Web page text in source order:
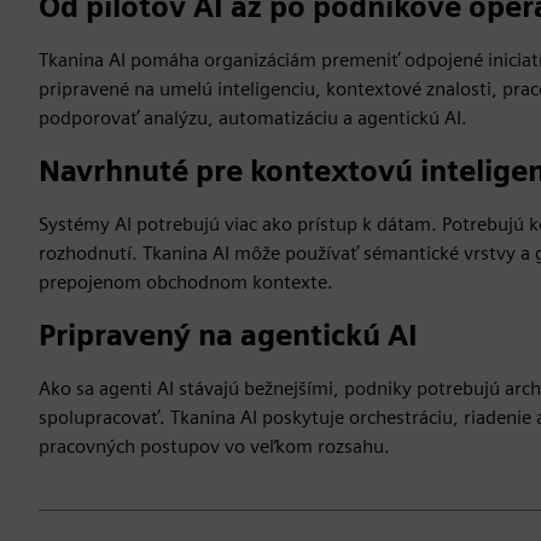
Tkanina AI pomáha organizáciám premeniť odpojené
pripravené na umelú inteligenciu, kontextové znalosti,
podporovať analýzu, automatizáciu a agentickú AI.
Navrhnuté pre kontextovú
Systémy AI potrebujú viac ako prístup k dátam. Potrebujú
rozhodnutí. Tkanina AI môže používať sémantické vrstvy
prepojenom obchodnom kontexte.
Pripravený na agentickú AI
Ako sa agenti AI stávajú bežnejšími, podniky potrebujú
spolupracovať. Tkanina AI poskytuje orchestráciu,
pracovných postupov vo veľkom rozsahu.